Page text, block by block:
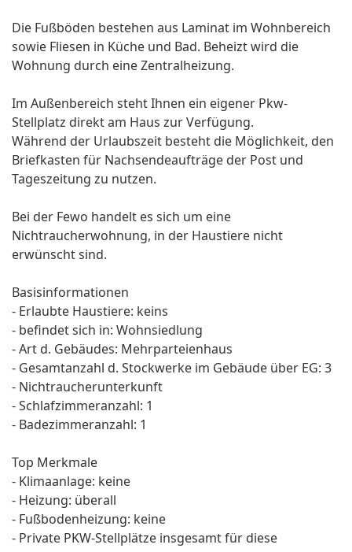
Die Fußböden bestehen aus Laminat im Wohnbereich
sowie Fliesen in Küche und Bad. Beheizt wird die
Wohnung durch eine Zentralheizung.
Im Außenbereich steht Ihnen ein eigener Pkw-
Stellplatz direkt am Haus zur Verfügung.
Während der Urlaubszeit besteht die Möglichkeit, den
Briefkasten für Nachsendeaufträge der Post und
Tageszeitung zu nutzen.
Bei der Fewo handelt es sich um eine
Nichtraucherwohnung, in der Haustiere nicht
erwünscht sind.
Basisinformationen
- Erlaubte Haustiere: keins
- befindet sich in: Wohnsiedlung
- Art d. Gebäudes: Mehrparteienhaus
- Gesamtanzahl d. Stockwerke im Gebäude über EG: 3
- Nichtraucherunterkunft
- Schlafzimmeranzahl: 1
- Badezimmeranzahl: 1
Top Merkmale
- Klimaanlage: keine
- Heizung: überall
- Fußbodenheizung: keine
- Private PKW-Stellplätze insgesamt für diese